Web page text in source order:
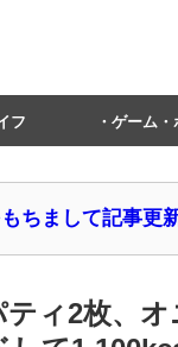
フ ゲーム・
ちまして記事更
ィ2枚、